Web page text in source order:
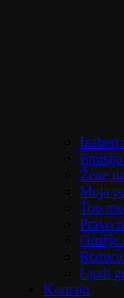
Izaberi
Žene
Moja
Top
Pravo
Oružje
Ljudi
Kontakt